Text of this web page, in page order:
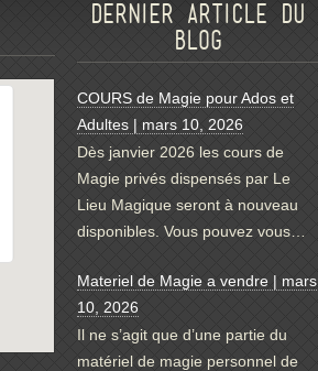
Dernier article du
blog
COURS de Magie pour Ados et
Adultes | mars 10, 2026
Dès janvier 2026 les cours de
Magie privés dispensés par Le
Lieu Magique seront à nouveau
disponibles. Vous pouvez vous…
Materiel de Magie a vendre | mars
10, 2026
Il ne s’agit que d’une partie du
matériel de magie personnel de